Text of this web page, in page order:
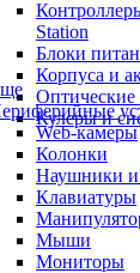
Station
Блоки
Корпуса и
Кулеры и
Web-камеры
Колонки
Наушники
Клавиатуры
Мыши
Мониторы